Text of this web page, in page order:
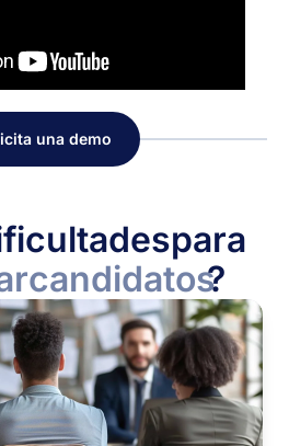
una demo
para
candidatos?